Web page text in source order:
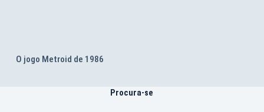
O jogo Metroid de 1986
Procura-se